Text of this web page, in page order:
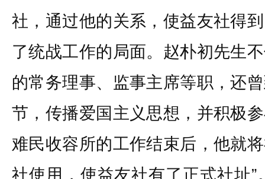
社，通过他的关系，使益友社得
了统战工作的局面。赵朴初先生
的常务理事、监事主席等职，还
节，传播爱国主义思想，并积极
难民收容所的工作结束后，他就
社使用，使益友社有了正式社址